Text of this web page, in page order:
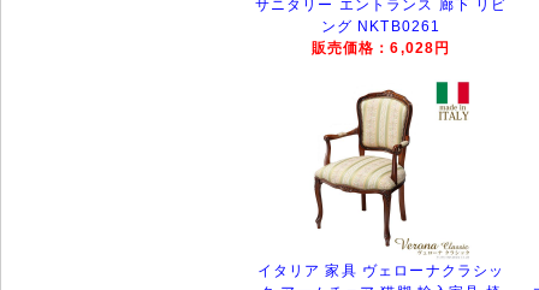
サニタリー エントランス 廊下 リビ
ング NKTB0261
販売価格：6,028円
イタリア 家具 ヴェローナクラシッ